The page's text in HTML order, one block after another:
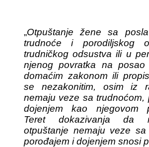
„Otpuštanje žene sa
trudnoće i porodiljskog
trudničkog odsustva ili u
njenog povratka na posao
domaćim zakonom ili
se nezakonitim, osim iz
nemaju veze sa trudnoćom,
dojenjem kao njegovom
Teret dokazivanja da
otpuštanje nemaju veze sa
porođajem i dojenjem snosi